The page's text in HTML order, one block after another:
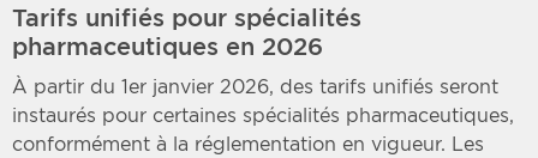
Tarifs unifiés pour spécialités
pharmaceutiques en 2026
À partir du 1er janvier 2026, des tarifs unifiés seront
instaurés pour certaines spécialités pharmaceutiques,
conformément à la réglementation en vigueur. Les